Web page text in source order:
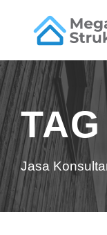
TAG
Jasa